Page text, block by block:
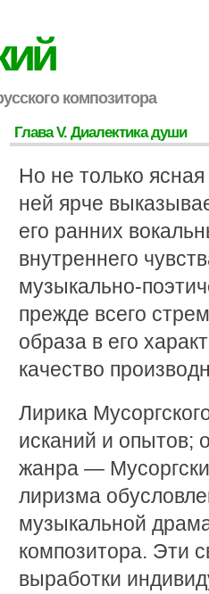
композитора
Глава V. Диалектика души
Но не только
ней ярче
его ранних
внутреннего
музыкально-
прежде всего
образа в его
качество
Лирика
исканий и опытов;
жанра —
лиризма
музыкальной
композитора. Эти
выработки